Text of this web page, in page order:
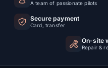
A team of passionate pilots
Secure payment
Card, transfer
On-site
Repair &